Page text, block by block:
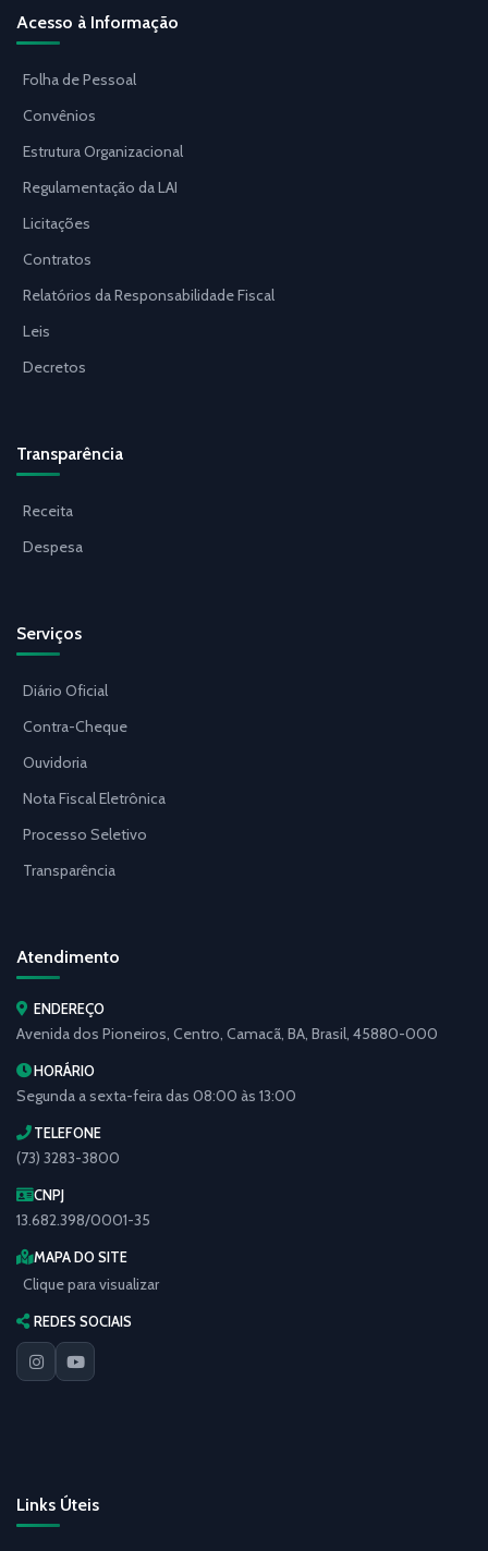
Acesso à Informação
Folha de Pessoal
Convênios
Estrutura Organizacional
Regulamentação da LAI
Licitações
Contratos
Relatórios da Responsabilidade Fiscal
Leis
Decretos
Transparência
Receita
Despesa
Serviços
Diário Oficial
Contra-Cheque
Ouvidoria
Nota Fiscal Eletrônica
Processo Seletivo
Transparência
Atendimento
ENDEREÇO
Avenida dos Pioneiros, Centro, Camacã, BA, Brasil, 45880-000
HORÁRIO
Segunda a sexta-feira das 08:00 às 13:00
TELEFONE
(73) 3283-3800
CNPJ
13.682.398/0001-35
MAPA DO SITE
Clique para visualizar
REDES SOCIAIS
Links Úteis